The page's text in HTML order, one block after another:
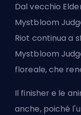
Dal vecchio
Mystbloom
Riot continua a
Mystbloom
floreale, che
Il finisher e le
anche, poiché